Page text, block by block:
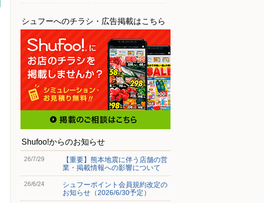
シュフーへのチラシ・広告掲載はこちら
Shufoo!からのお知らせ
26/7/29
【重要】熊本地震に伴う店舗の営
業・掲載情報への影響について
26/6/24
シュフーポイント会員規約改定の
お知らせ（2026/6/30予定）